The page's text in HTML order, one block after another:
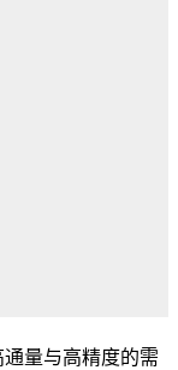
量与高精度的需